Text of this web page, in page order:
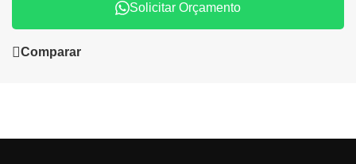
Solicitar Orçamento
Comparar